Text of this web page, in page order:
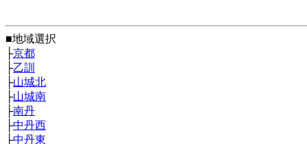
■地域選択
├京都
├乙訓
├山城北
├山城南
├南丹
├中丹西
├中丹東